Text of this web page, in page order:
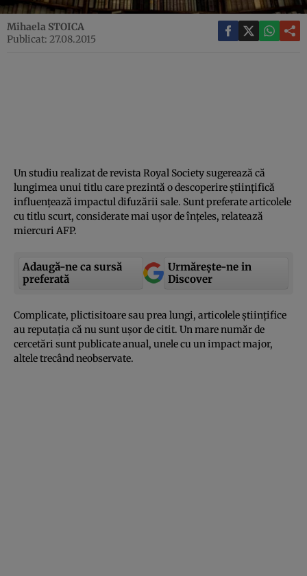
Mihaela STOICA
Publicat: 27.08.2015
Un studiu realizat de revista Royal Society sugerează că
lungimea unui titlu care prezintă o descoperire ştiinţifică
influenţează impactul difuzării sale. Sunt preferate articolele
cu titlu scurt, considerate mai uşor de înţeles, relatează
miercuri AFP.
Adaugă-ne ca sursă
preferată
Urmărește-ne in
Discover
Complicate, plictisitoare sau prea lungi, articolele ştiinţifice
au reputaţia că nu sunt uşor de citit. Un mare număr de
cercetări sunt publicate anual, unele cu un impact major,
altele trecând neobservate.